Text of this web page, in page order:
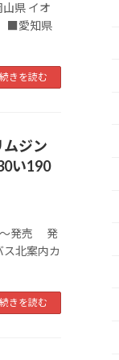
県 イオ
■愛知県
続きを読む
ジン
い190
～発売 発
北案内カ
続きを読む